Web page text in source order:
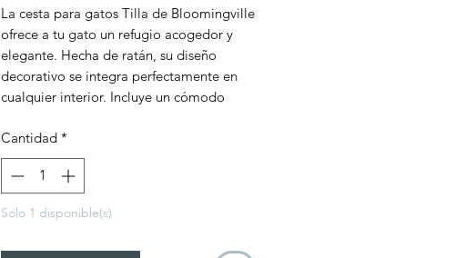
oferta
La cesta para gatos Tilla de Bloomingville
ofrece a tu gato un refugio acogedor y
elegante. Hecha de ratán, su diseño
decorativo se integra perfectamente en
cualquier interior. Incluye un cómodo
mascota.
Cantidad *
Solo 1 disponible(s)